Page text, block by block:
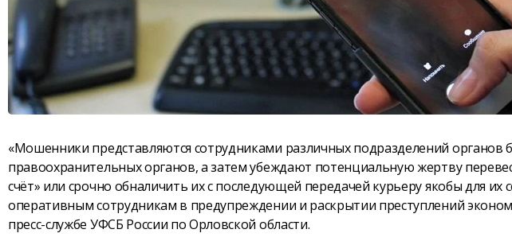
«Мошенники представляются сотрудниками различных подразделений органов
правоохранительных органов, а затем убеждают потенциальную жертву
счёт» или срочно обналичить их с последующей передачей курьеру якобы для
оперативным сотрудникам в предупреждении и раскрытии преступлений
пресс-службе УФСБ России по Орловской области.